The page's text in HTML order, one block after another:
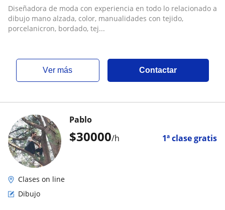
Diseñadora de moda con experiencia en todo lo relacionado a
dibujo mano alzada, color, manualidades con tejido,
porcelanicron, bordado, tej...
ver más Contactar
$30000/h 1ª clase gratis
Pablo
Clases on line
Dibujo